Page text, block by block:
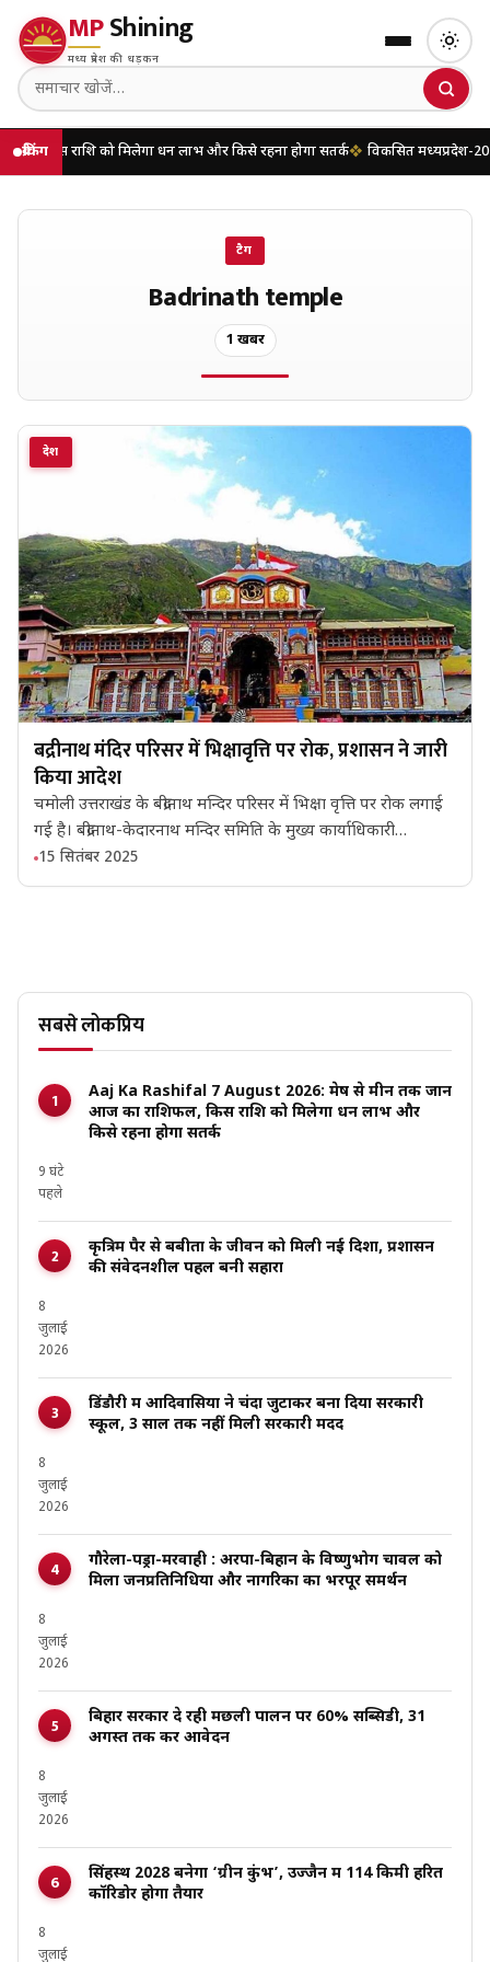
MPShining
मध्य प्रदेश की धड़कन
ब्रेकिंग
राशि को मिलेगा धन लाभ और किसे रहना होगा सतर्क विकसित मध्यप्रदेश-2047’
टैग
Badrinath temple
1 खबरें
देश
बद्रीनाथ मंदिर परिसर में भिक्षावृत्ति पर रोक, प्रशासन ने जारी
किया आदेश
चमोली उत्तराखंड के बद्रीनाथ मन्दिर परिसर में भिक्षा वृत्ति पर रोक लगाई
गई है। बद्रीनाथ-केदारनाथ मन्दिर समिति के मुख्य कार्याधिकारी…
15 सितंबर 2025
सबसे लोकप्रिय
Aaj Ka Rashifal 7 August 2026: मेष से मीन तक जानें
आज का राशिफल, किस राशि को मिलेगा धन लाभ और
किसे रहना होगा सतर्क
9 घंटे
पहले
कृत्रिम पैर से बबीता के जीवन को मिली नई दिशा, प्रशासन
की संवेदनशील पहल बनी सहारा
8
जुलाई
2026
डिंडौरी में आदिवासियों ने चंदा जुटाकर बना दिया सरकारी
स्कूल, 3 साल तक नहीं मिली सरकारी मदद
8
जुलाई
2026
गौरेला-पेंड्रा-मरवाही : अरपा-बिहान के विष्णुभोग चावल को
मिला जनप्रतिनिधियों और नागरिकों का भरपूर समर्थन
8
जुलाई
2026
बिहार सरकार दे रही मछली पालन पर 60% सब्सिडी, 31
अगस्त तक करें आवेदन
8
जुलाई
2026
सिंहस्थ 2028 बनेगा ‘ग्रीन कुंभ’, उज्जैन में 114 किमी हरित
कॉरिडोर होगा तैयार
8
जुलाई